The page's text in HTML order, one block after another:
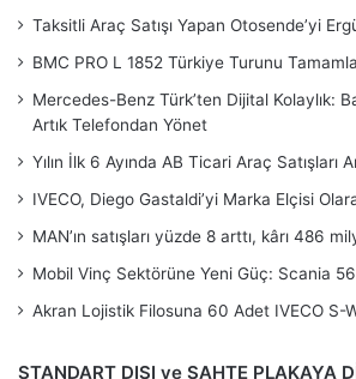
Taksitli Araç Satışı Yapan Otosende’yi
BMC PRO L 1852 Türkiye Turunu
Mercedes-Benz Türk’ten Dijital Kolaylık:
Artık Telefondan Yönet
Yılın İlk 6 Ayında AB Ticari Araç Satışları
IVECO, Diego Gastaldi’yi Marka Elçisi
MAN’ın satışları yüzde 8 arttı, kârı 486
Mobil Vinç Sektörüne Yeni Güç: Scania
Akran Lojistik Filosuna 60 Adet IVECO S-
STANDART DIŞI ve SAHTE PLAKAYA